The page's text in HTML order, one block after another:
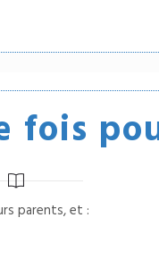
fois
parents, et :